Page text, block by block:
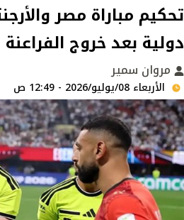
تحكيم مباراة مصر
دولية بعد خروج الفراعنة
مروان سمير
الأربعاء 08/يوليو/2026 - 12:49 ص